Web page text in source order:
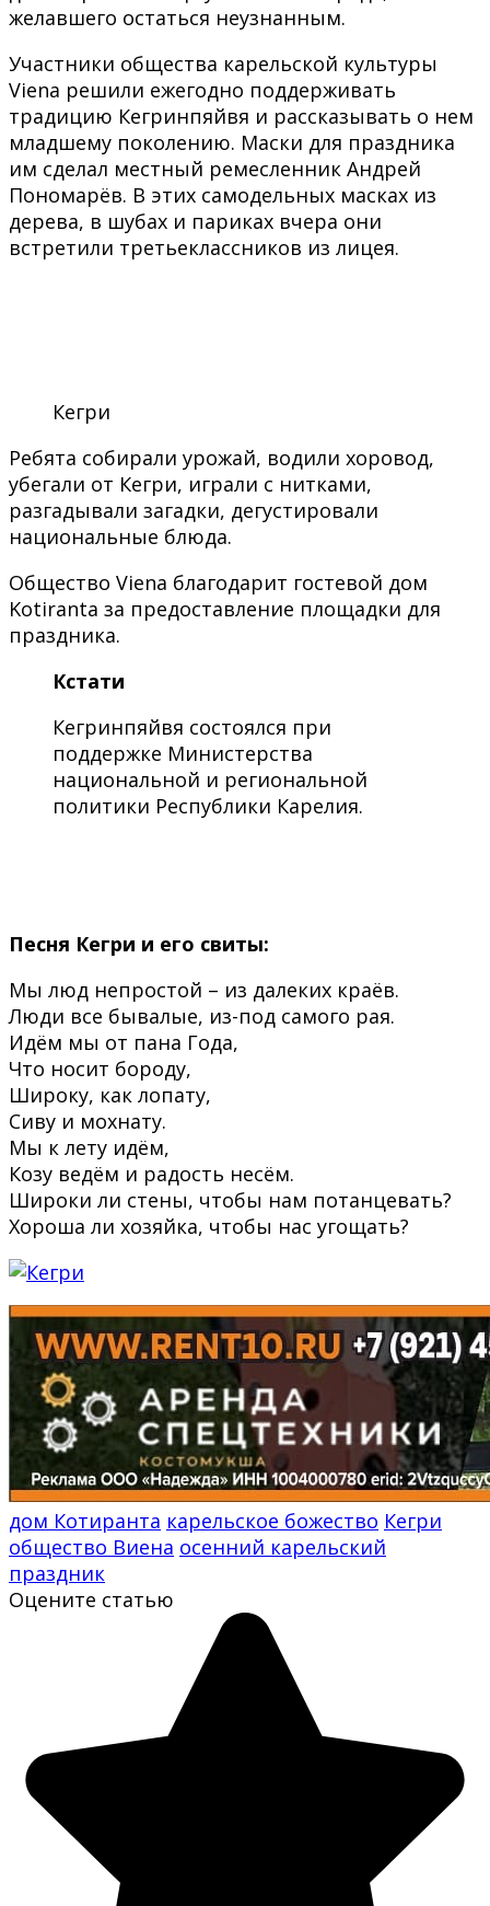
желавшего остаться неузнанным.
Участники общества карельской культуры
Viena решили ежегодно поддерживать
традицию Кегринпяйвя и рассказывать о нем
младшему поколению. Маски для праздника
им сделал местный ремесленник Андрей
Пономарёв. В этих самодельных масках из
дерева, в шубах и париках вчера они
встретили третьеклассников из лицея.
Кегри
Ребята собирали урожай, водили хоровод,
убегали от Кегри, играли с нитками,
разгадывали загадки, дегустировали
национальные блюда.
Общество Viena благодарит гостевой дом
Kotiranta за предоставление площадки для
праздника.
Кстати
Кегринпяйвя состоялся при
поддержке Министерства
национальной и региональной
политики Республики Карелия.
Песня Кегри и его свиты:
Мы люд непростой – из далеких краёв.
Люди все бывалые, из-под самого рая.
Идём мы от пана Года,
Что носит бороду,
Широку, как лопату,
Сиву и мохнату.
Мы к лету идём,
Козу ведём и радость несём.
Широки ли стены, чтобы нам потанцевать?
Хороша ли хозяйка, чтобы нас угощать?
дом Котиранта карельское божество Кегри
общество Виена осенний карельский
праздник
Оцените статью